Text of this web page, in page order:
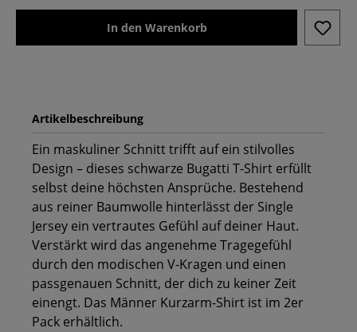
In den Warenkorb
Artikelbeschreibung
Ein maskuliner Schnitt trifft auf ein stilvolles
Design – dieses schwarze Bugatti T-Shirt erfüllt
selbst deine höchsten Ansprüche. Bestehend
aus reiner Baumwolle hinterlässt der Single
Jersey ein vertrautes Gefühl auf deiner Haut.
Verstärkt wird das angenehme Tragegefühl
durch den modischen V-Kragen und einen
passgenauen Schnitt, der dich zu keiner Zeit
einengt. Das Männer Kurzarm-Shirt ist im 2er
Pack erhältlich.